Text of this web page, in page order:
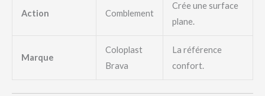
Action Comblement
Crée une surface
plane.
Marque
Coloplast
Brava
La référence
confort.